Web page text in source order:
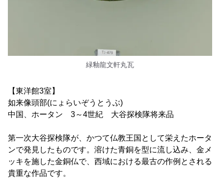
緑釉龍文軒丸瓦
【東洋館3室】
如来像頭部(にょらいぞうとうぶ)
中国、ホータン 3～4世紀 大谷探検隊将来品
第一次大谷探検隊が、かつて仏教王国として栄えたホータ
ンで発見したものです。溶けた青銅を型に流し込み、金メ
ッキを施した金銅仏で、西域における最古の作例とされる
貴重な作品です。